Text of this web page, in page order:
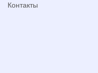
Контакты